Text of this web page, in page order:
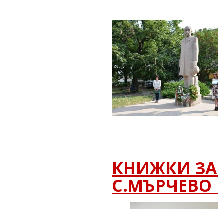
КНИЖКИ
С.МЪРЧЕВО